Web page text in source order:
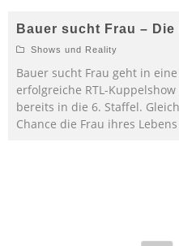
Bauer sucht Frau –
Shows und Reality
Bauer sucht Frau geht in
erfolgreiche RTL-
bereits in die 6. Staffel.
Chance die Frau ihres